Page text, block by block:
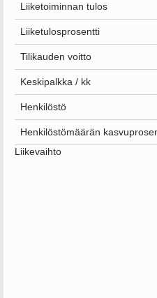
Liiketoiminnan tulos
Liiketulosprosentti
Tilikauden voitto
Keskipalkka / kk
Henkilöstö
Henkilöstömäärän
Liikevaihto